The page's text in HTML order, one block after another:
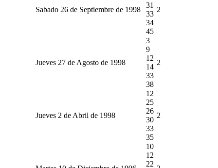
Sabado 26 de Septiembre de 1998
31
33
34
45
2
Jueves 27 de Agosto de 1998
3
9
12
14
33
38
2
Jueves 2 de Abril de 1998
12
25
26
30
33
35
2
10
12
22